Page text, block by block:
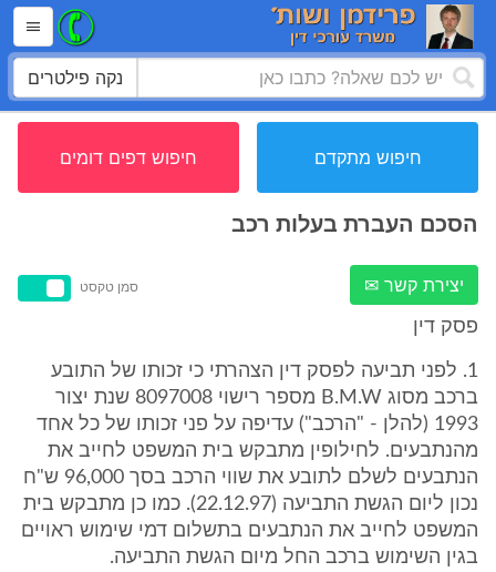
נקה פילטרים
חיפוש מתקדם חיפוש דפים דומים
הסכם העברת בעלות רכב
יצירת קשר ✉ סמן טקסט
פסק דין
1. לפני תביעה לפסק דין הצהרתי כי זכותו של התובע
ברכב מסוג B.M.W מספר רישוי 8097008 שנת יצור
1993 (להלן - "הרכב") עדיפה על פני זכותו של כל אחד
מהנתבעים. לחילופין מתבקש בית המשפט לחייב את
הנתבעים לשלם לתובע את שווי הרכב בסך 96,000 ש"ח
נכון ליום הגשת התביעה (22.12.97). כמו כן מתבקש בית
המשפט לחייב את הנתבעים בתשלום דמי שימוש ראויים
בגין השימוש ברכב החל מיום הגשת התביעה.